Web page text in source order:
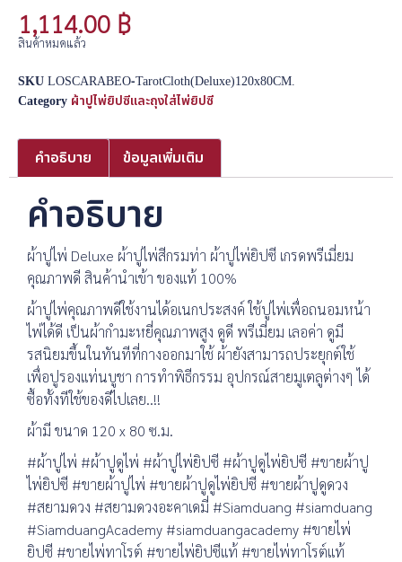
1,114.00 ฿
สินค้าหมดแล้ว
SKULOSCARABEO-TarotCloth(Deluxe)120x80CM.
Category ผ้าปูไพ่ยิปซีและถุงใส่ไพ่ยิปซี
คำอธิบาย ข้อมูลเพิ่มเติม
คำอธิบาย
ผ้าปูไพ่ Deluxe ผ้าปูไพ่สีกรมท่า ผ้าปูไพ่ยิปซี เกรดพรีเมี่ยม
คุณภาพดี สินค้านำเข้า ของแท้ 100%
ผ้าปูไพ่คุณภาพดีใช้งานได้อเนกประสงค์ ใช้ปูไพ่เพื่อถนอมหน้า
ไพ่ได้ดี เป็นผ้ากำมะหยี่คุณภาพสูง ดูดี พรีเมี่ยม เลอค่า ดูมี
รสนิยมขึ้นในทันทีที่กางออกมาใช้ ผ้ายังสามารถประยุกต์ใช้
เพื่อปูรองแท่นบูชา การทำพิธีกรรม อุปกรณ์สายมูเตลูต่างๆ ได้
ซื้อทั้งทีใช้ของดีไปเลย..!!
ผ้ามี ขนาด 120 x 80 ซ.ม.
#ผ้าปูไพ่ #ผ้าปูดูไพ่ #ผ้าปูไพ่ยิปซี #ผ้าปูดูไพ่ยิปซี #ขายผ้าปู
ไพ่ยิปซี #ขายผ้าปูไพ่ #ขายผ้าปูดูไพ่ยิปซี #ขายผ้าปูดูดวง
#สยามดวง #สยามดวงอะคาเดมี่ #Siamduang #siamduang
#SiamduangAcademy #siamduangacademy #ขายไพ่
ยิปซี #ขายไพ่ทาโรต์ #ขายไพ่ยิปซีแท้ #ขายไพ่ทาโรต์แท้